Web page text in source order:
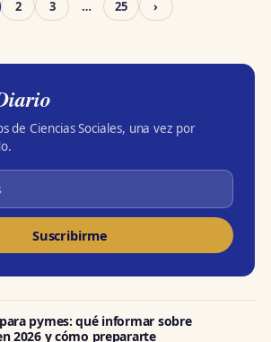
2 3 … 25 ›
de Ciencias Sociales, una vez por
Suscribirme
para pymes: qué informar sobre
2026 y cómo prepararte